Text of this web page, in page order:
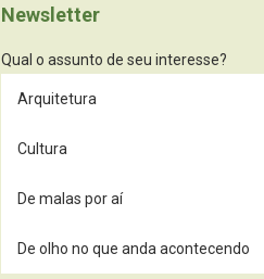
Newsletter
Qual o assunto de seu interesse?
Arquitetura
Cultura
De malas por aí
De olho no que anda acontecendo